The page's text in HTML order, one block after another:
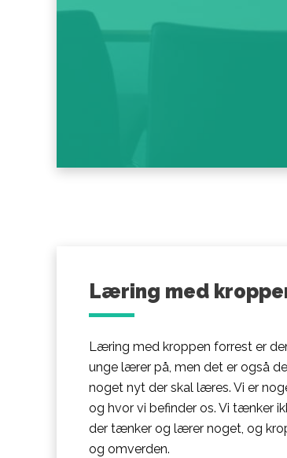
Læring med
Læring med kroppen forrest er
unge lærer på, men det er også
noget nyt der skal læres. Vi er
og hvor vi befinder os. Vi tænker
der tænker og lærer noget, og
og omverden.